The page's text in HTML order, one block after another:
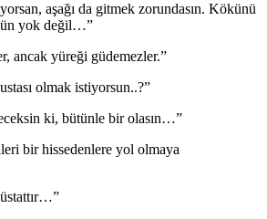
aşağı da gitmek zorundasın. Kökünü
yok değil…”
ancak yüreği güdemezler.”
olmak istiyorsun..?”
ki, bütünle bir olasın…”
bir hissedenlere yol olmaya